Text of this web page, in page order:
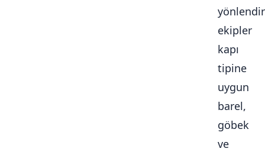
ekipler
kapı
tipine
uygun
barel,
göbek
ve